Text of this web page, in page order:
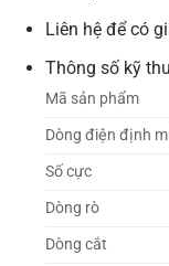
Liên hệ để có
Thông số kỹ
Mã sản phẩm
Dòng điện định
Số cực
Dòng rò
Dòng cắt